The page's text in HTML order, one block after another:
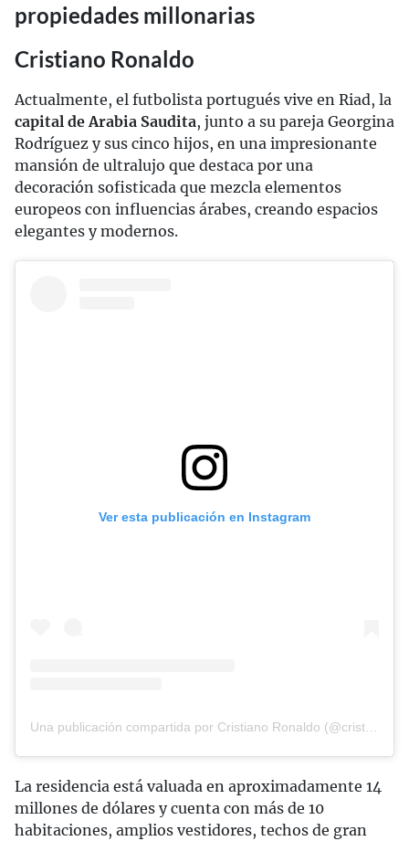
propiedades millonarias
Cristiano Ronaldo
Actualmente, el futbolista portugués vive en Riad, la
capital de Arabia Saudita, junto a su pareja Georgina
Rodríguez y sus cinco hijos, en una impresionante
mansión de ultralujo que destaca por una
decoración sofisticada que mezcla elementos
europeos con influencias árabes, creando espacios
elegantes y modernos.
Ver esta publicación en Instagram
La residencia está valuada en aproximadamente 14
millones de dólares y cuenta con más de 10
habitaciones, amplios vestidores, techos de gran